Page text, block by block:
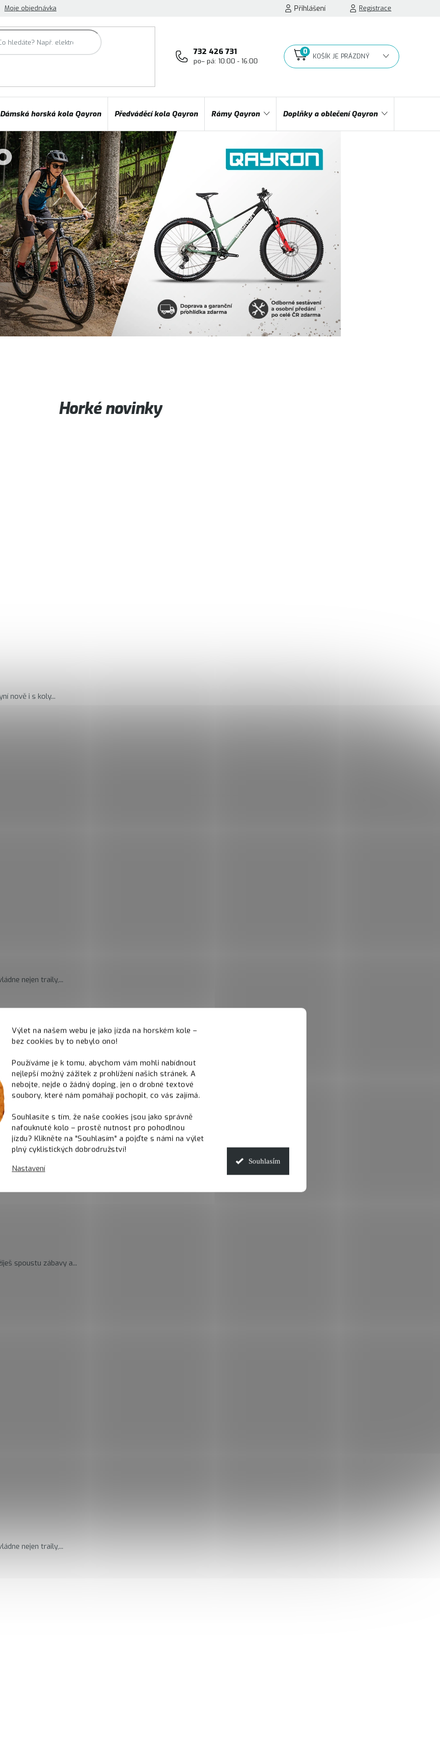
Výlet na našem webu je jako jízda na horském kole –
bez cookies by to nebylo ono!
Používáme je k tomu, abychom vám mohli nabídnout
nejlepší možný zážitek z prohlížení našich stránek. A
nebojte, nejde o žádný doping, jen o drobné textové
soubory, které nám pomáhají pochopit, co vás zajímá.
Souhlasíte s tím, že naše cookies jsou jako správně
nafouknuté kolo – prostě nutnost pro pohodlnou
jízdu? Klikněte na "Souhlasím" a pojďte s námi na výlet
plný cyklistických dobrodružství!
Nastavení
Souhlasím
Moje objednávka Přihlášení Registrace
732 426 731
po– pá: 10:00 - 16:00
NÁKUPNÍ
Dámská horská kola Qayron Předváděcí kola Qayron Rámy Qayron Doplňky a oblečení Qayron
Horké novinky
nově i s koly...
nejen traily,...
spoustu zábavy a...
nejen traily,...